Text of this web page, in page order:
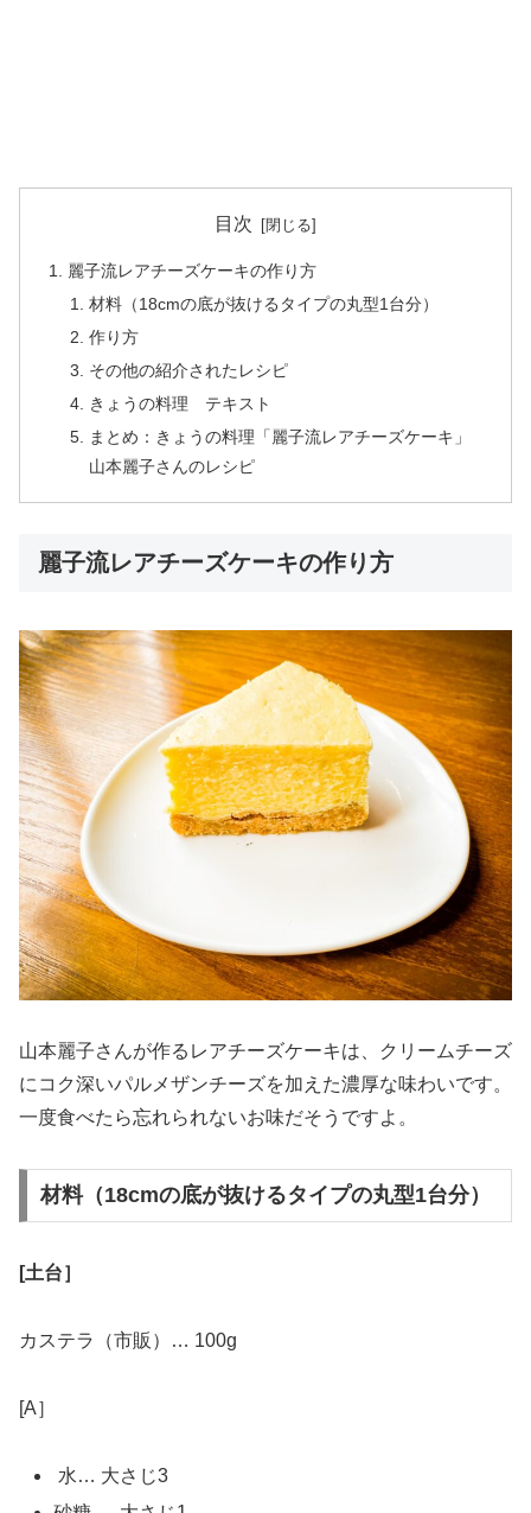
目次
麗子流レアチーズケーキの作り方
材料（18cmの底が抜けるタイプの丸型1台分）
作り方
その他の紹介されたレシピ
きょうの料理 テキスト
まとめ：きょうの料理「麗子流レアチーズケーキ」
山本麗子さんのレシピ
麗子流レアチーズケーキの作り方
山本麗子さんが作るレアチーズケーキは、クリームチーズ
にコク深いパルメザンチーズを加えた濃厚な味わいです。
一度食べたら忘れられないお味だそうですよ。
材料（18cmの底が抜けるタイプの丸型1台分）
[土台］
カステラ（市販）… 100g
[A］
水… 大さじ3